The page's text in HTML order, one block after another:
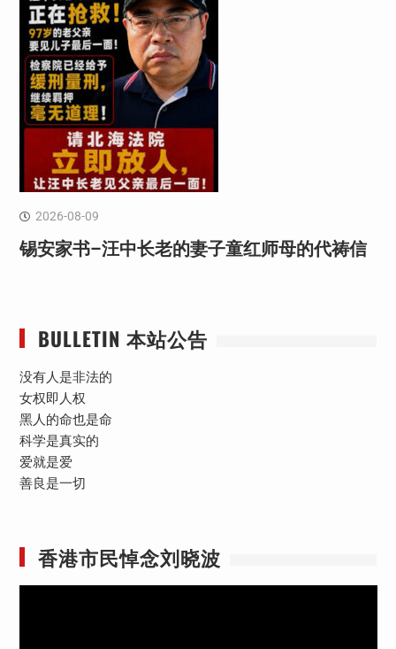
2026-08-09
锡安家书–汪中长老的妻子童红⁩师母的代祷信
BULLETIN 本站公告
没有人是非法的
女权即人权
黑人的命也是命
科学是真实的
爱就是爱
善良是一切
香港市民悼念刘晓波